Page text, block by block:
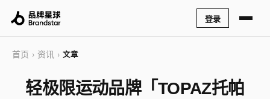
登录
首页 › 资讯 › 文章
轻极限运动品牌「TOPAZ托帕